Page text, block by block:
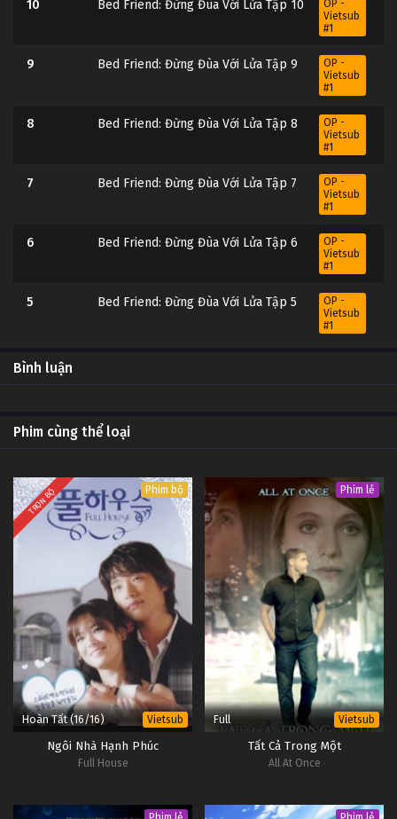
10 Bed Friend: Đừng Đùa Với Lửa Tập 10
OP -
Vietsub
#1
9 Bed Friend: Đừng Đùa Với Lửa Tập 9
OP -
Vietsub
#1
8 Bed Friend: Đừng Đùa Với Lửa Tập 8
OP -
Vietsub
#1
7 Bed Friend: Đừng Đùa Với Lửa Tập 7
OP -
Vietsub
#1
6 Bed Friend: Đừng Đùa Với Lửa Tập 6
OP -
Vietsub
#1
5 Bed Friend: Đừng Đùa Với Lửa Tập 5
OP -
Vietsub
#1
4
#1
Bed Friend: Đừng Đùa Với Lửa Tập 3
2 Bed Friend: Đừng Đùa Với Lửa Tập 2
OP -
Vietsub
Bed Friend: Đừng Đùa Với Lửa Tập 1
Vietsub
#1
Bình luận
Phim cùng thể loại
TRỌN BỘ Phim bộ
Hoàn Tất (16/16) Vietsub
Ngôi Nhà Hạnh Phúc
Full House
Phim lẻ
Full Vietsub
Tất Cả Trong Một
All At Once